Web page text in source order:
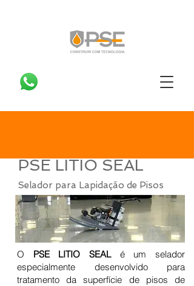
PSE LITIO SEAL
Selador para Lapidação de Pisos
O PSE LITIO SEALé um selador
especialmente desenvolvido para
tratamento da superfície de pisos de